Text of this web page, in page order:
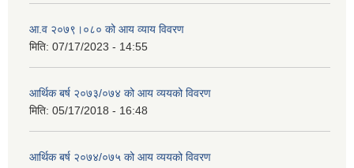
आ.व २०७९।०८० को आय व्याय विवरण
मिति: 07/17/2023 - 14:55
आर्थिक बर्ष २०७३/०७४ को आय व्ययको विवरण
मिति: 05/17/2018 - 16:48
आर्थिक बर्ष २०७४/०७५ को आय व्ययको विवरण